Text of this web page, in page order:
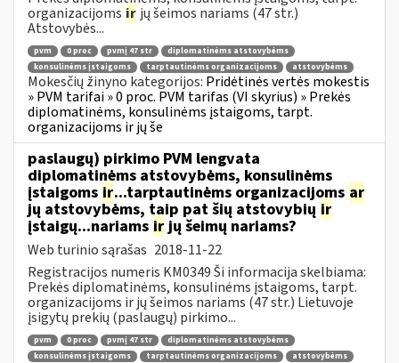
organizacijoms ir jų šeimos nariams (47 str.)
Atstovybės...
pvm 0 proc pvmį 47 str
diplomatinėms atstovybėms
konsulinėms įstaigoms
tarptautinėms organizacijoms atstovybėms
Mokesčių žinyno kategorijos: Pridėtinės vertės mokestis
» PVM tarifai » 0 proc. PVM tarifas (VI skyrius) » Prekės
diplomatinėms, konsulinėms įstaigoms, tarpt.
organizacijoms ir jų še
paslaugų) pirkimo PVM lengvata
diplomatinėms atstovybėms, konsulinėms
įstaigoms ir...tarptautinėms organizacijoms ar
jų atstovybėms, taip pat šių atstovybių ir
įstaigų...nariams irjų šeimų nariams?
Web turinio sąrašas 2018-11-22
Registracijos numeris KM0349 Ši informacija skelbiama:
Prekės diplomatinėms, konsulinėms įstaigoms, tarpt.
organizacijoms ir jų šeimos nariams (47 str.) Lietuvoje
įsigytų prekių (paslaugų) pirkimo...
pvm 0 proc pvmį 47 str
diplomatinėms atstovybėms
konsulinėms įstaigoms
tarptautinėms organizacijoms atstovybėms